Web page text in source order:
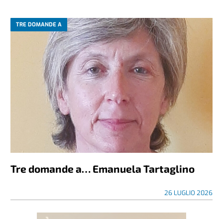
TRE DOMANDE A
Tre domande a… Emanuela Tartaglino
26 LUGLIO 2026